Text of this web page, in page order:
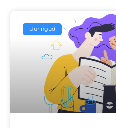
Uuringud